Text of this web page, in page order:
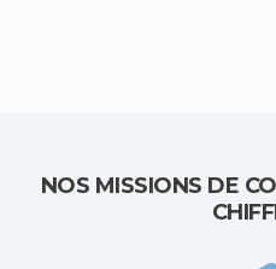
NOS MISSIONS DE